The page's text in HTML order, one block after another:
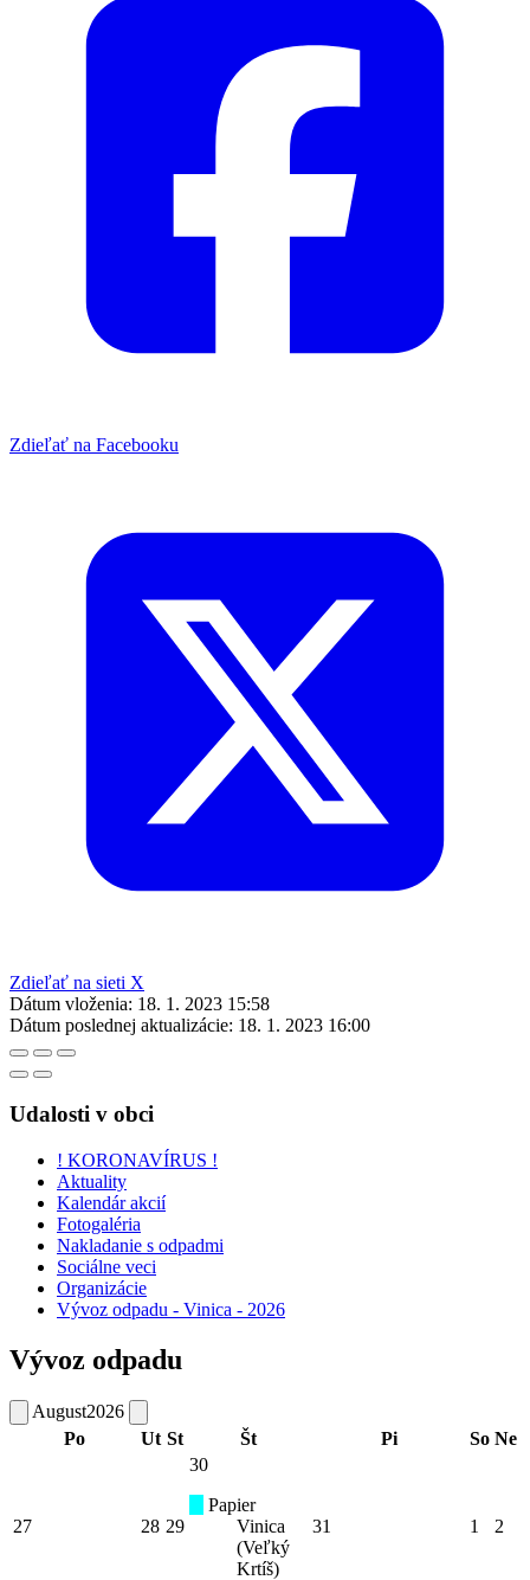
Zdieľať na Facebooku
Zdieľať na sieti X
Dátum vloženia: 18. 1. 2023 15:58
Dátum poslednej aktualizácie: 18. 1. 2023 16:00
Udalosti v obci
! KORONAVÍRUS !
Aktuality
Kalendár akcií
Fotogaléria
Nakladanie s odpadmi
Sociálne veci
Organizácie
Vývoz odpadu - Vinica - 2026
Vývoz odpadu
August2026
Po
Ut St Št Pi So Ne
27 28 29
30
Papier
Vinica
(Veľký
Krtíš)
31 1 2